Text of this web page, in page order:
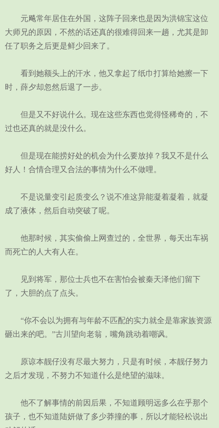
元飚常年居住在外国，这阵子回来也是因为洪锦宝这位
大师兄的原因，不然的话还真的很难得回来一趟，尤其是卸
任了职务之后更是鲜少回来了。
看到她额头上的汗水，他又拿起了纸巾打算给她擦一下
时，薛夕却忽然后退了一步。
但是又不好说什么。现在这些东西也觉得怪稀奇的，不
过也还真的就是没什么。
但是现在能捞好处的机会为什么要放掉？我又不是什么
好人！合情合理又合法的事情为什么不做哩。
不是说量变引起质变么？说不准这异能凝着凝着，就凝
成了液体，然后自动突破了呢。
他那时候，其实偷偷上网查过的，全世界，每天出车祸
而死亡的人大有人在。
见到将军，那位士兵也不在害怕会被秦天泽他们留下
了，大胆的点了点头。
“你不会以为拥有与年龄不匹配的实力就全是靠家族资源
砸出来的吧。”古川望向老翁，嘴角跳动着嘲讽。
原谅本靓仔没有尽最大努力，只是有时候，本靓仔努力
之后才发现，不努力不知道什么是绝望的滋味。
他不了解事情的前因后果，不知道顾明远多么在乎那个
孩子，也不知道陆妍做了多少莽撞的事，所以才能轻松说出